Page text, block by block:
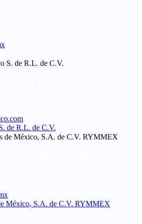
de R.L. de C.V.
México, S.A. de C.V. RYMMEX